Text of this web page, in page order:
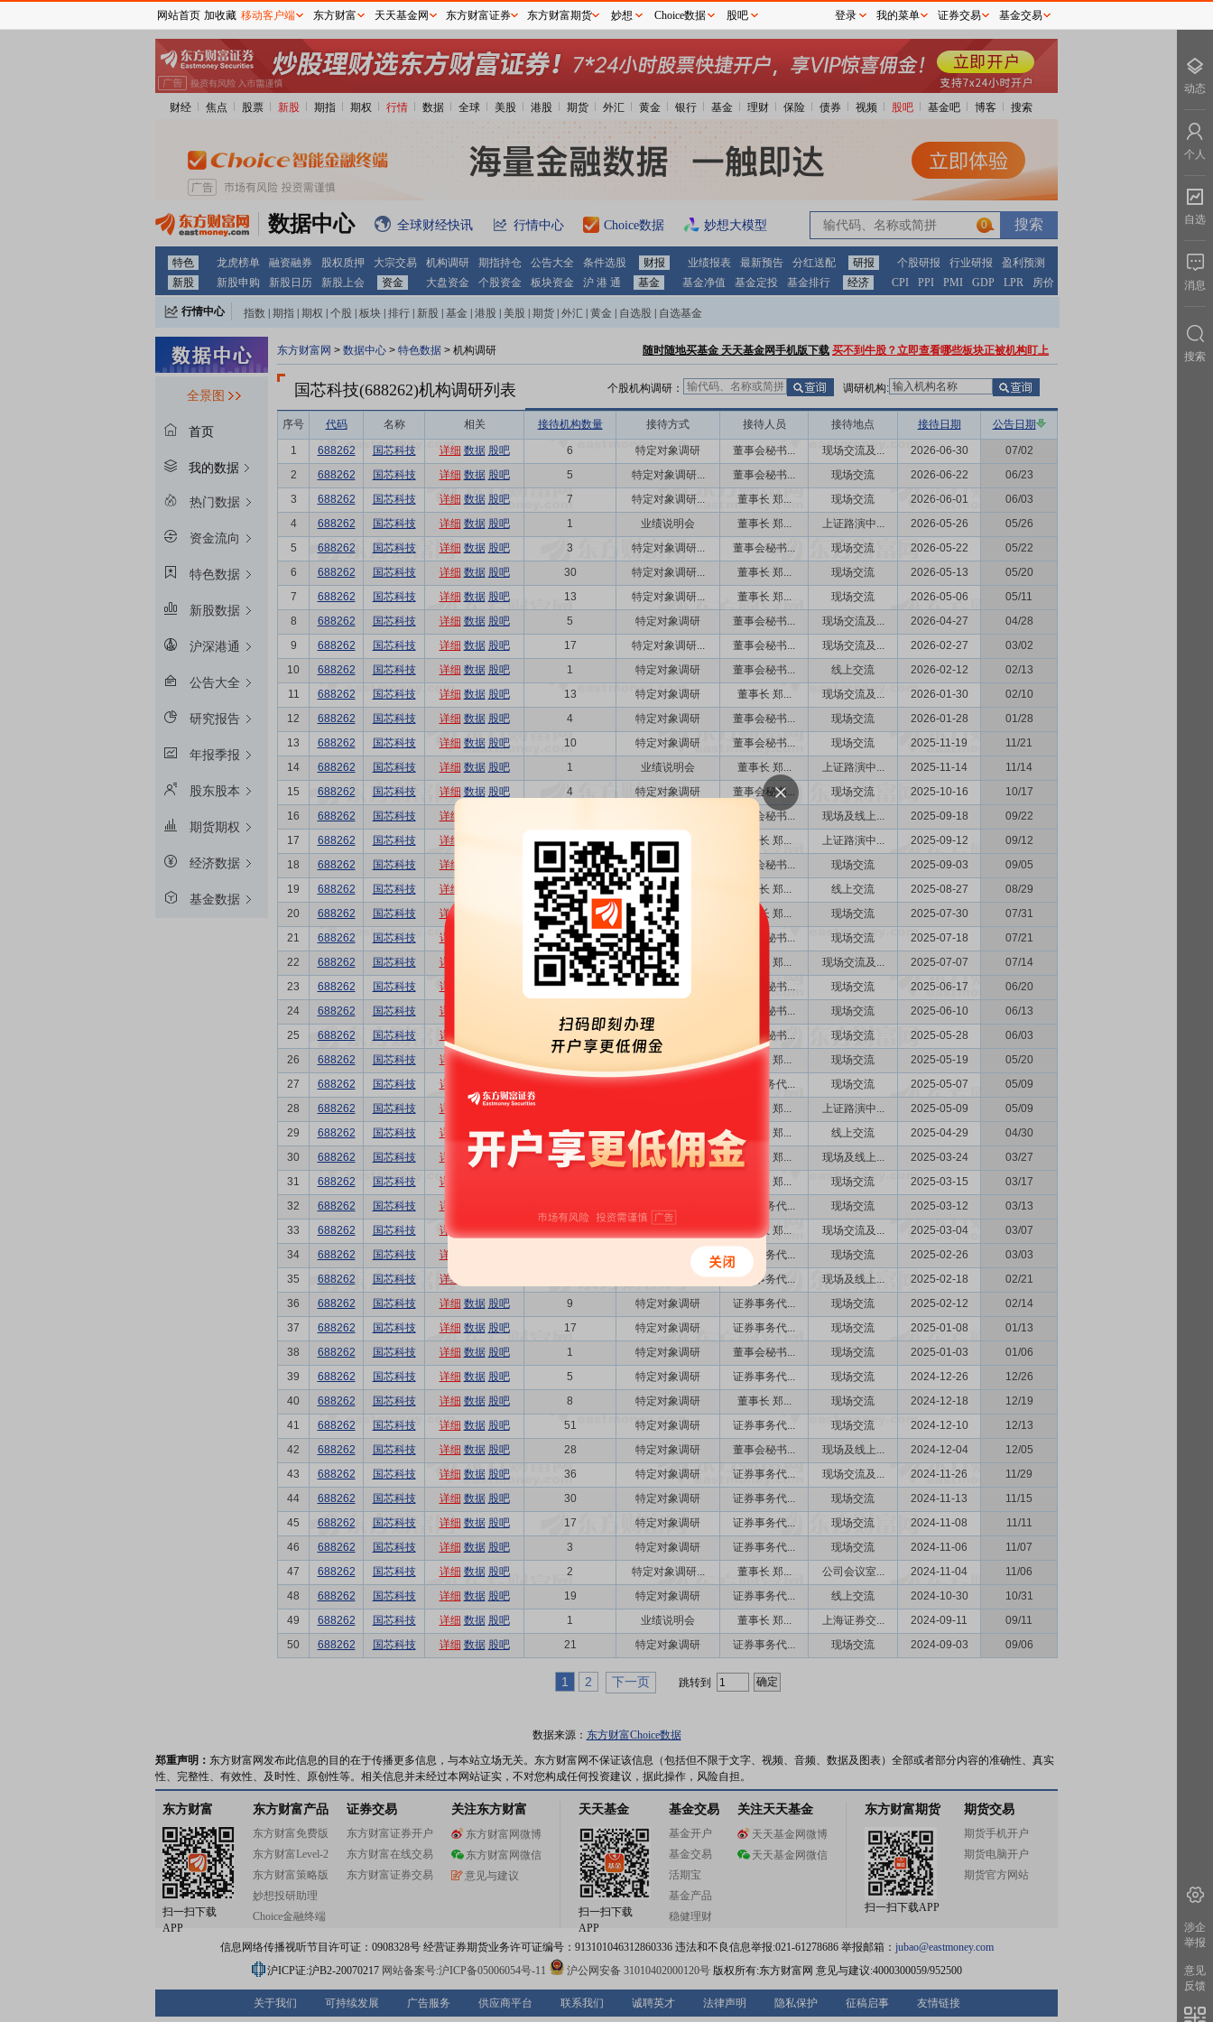
财经 焦点 股票 新股 期指 期权 行情 数据 全球 美股 港股 期货 外汇 黄金 银行 基金 理财 保险 债券 视频 股吧 基金吧 博客 搜索
数据中心 全球财经快讯 行情中心 Choice数据 妙想大模型 0
特色 龙虎榜单 融资融券 股权质押 大宗交易 机构调研 期指持仓 公告大全 条件选股 财报 业绩报表 最新预告 分红送配 研报 个股研报 行业研报
盈利预测
新股
新股申购 新股日历 新股上会 资金 大盘资金 个股资金 板块资金 沪 港 通 基金 基金净值 基金定投 基金排行 经济 CPI PPI PMI GDP LPR 房价
行情中心 指数 期指 期权 个股 板块 排行 新股 基金 港股 美股 期货 外汇 黄金 自选股 自选基金
全景图
首页
我的数据
热门数据
资金流向
特色数据
新股数据
沪深港通
公告大全
研究报告
年报季报
股东股本
期货期权
经济数据
基金数据
东方财富网 > 数据中心 > 特色数据 > 机构调研 随时随地买基金 天天基金网手机版下载 买不到牛股？立即查看哪些板块正被机构盯上
国芯科技(688262)机构调研列表 个股机构调研： 调研机构:
序号 代码 名称 相关 接待机构数量 接待方式 接待人员 接待地点 接待日期 公告日期
1 688262 国芯科技 详细 数据 股吧 6 特定对象调研 董事会秘书... 现场交流及... 2026-06-30
07/02
2
688262 国芯科技 详细 数据 股吧 5 特定对象调研... 董事会秘书... 现场交流 2026-06-22
06/23
3
688262 国芯科技 详细 数据 股吧 7 特定对象调研... 董事长 郑... 现场交流 2026-06-01
06/03
4
688262 国芯科技 详细 数据 股吧 1 业绩说明会 董事长 郑... 上证路演中... 2026-05-26
05/26
5
688262 国芯科技 详细 数据 股吧 3 特定对象调研... 董事会秘书... 现场交流 2026-05-22
05/22
6
688262 国芯科技 详细 数据 股吧 30 特定对象调研... 董事长 郑... 现场交流 2026-05-13
05/20
7
688262 国芯科技 详细 数据 股吧 13 特定对象调研... 董事长 郑... 现场交流 2026-05-06
05/11
8
688262 国芯科技 详细 数据 股吧 5 特定对象调研 董事会秘书... 现场交流及... 2026-04-27
04/28
9
688262 国芯科技 详细 数据 股吧 17 特定对象调研... 董事会秘书... 现场交流及... 2026-02-27
03/02
10
688262 国芯科技 详细 数据 股吧 1 特定对象调研 董事会秘书... 线上交流 2026-02-12
02/13
11
688262 国芯科技 详细 数据 股吧 13 特定对象调研 董事长 郑... 现场交流及... 2026-01-30
02/10
12
688262 国芯科技 详细 数据 股吧 4 特定对象调研 董事会秘书... 现场交流 2026-01-28
01/28
13
688262 国芯科技 详细 数据 股吧 10 特定对象调研 董事会秘书... 现场交流 2025-11-19
11/21
14
688262 国芯科技 详细 数据 股吧 1 业绩说明会 董事长 郑... 上证路演中... 2025-11-14
11/14
15
688262 国芯科技 详细 数据 股吧 4 特定对象调研 董事会秘书... 现场交流 2025-10-16
10/17
16
688262 国芯科技 详细 董事会秘书... 现场及线上... 2025-09-18
09/22
17
688262 国芯科技 详细 1 业绩说明会 董事长 郑... 上证路演中... 2025-09-12
09/12
18
688262 国芯科技 详细 9 特定对象调研 董事会秘书... 现场交流 2025-09-03
09/05
19
688262 国芯科技 详细 22 特定对象调研 董事长 郑... 线上交流 2025-08-27
08/29
20
688262 国芯科技 详细 1 特定对象调研 董事长 郑... 现场交流 2025-07-30
07/31
21
688262 国芯科技 详细 5 特定对象调研 董事会秘书... 现场交流 2025-07-18
07/21
22
688262 国芯科技 详细 45 特定对象调研 董事长 郑... 现场交流及... 2025-07-07
07/14
23
688262 国芯科技 详细 特定对象调研 董事会秘书... 现场交流 2025-06-17
06/20
24
688262 国芯科技 详细 董事会秘书... 现场交流 2025-06-10
06/13
25
688262 国芯科技 详细 董事会秘书... 现场交流 2025-05-28
06/03
26
688262 国芯科技 详细 数据 股吧 特定对象调研 董事长 郑... 现场交流 2025-05-19
05/20
27
688262 国芯科技 详细 13 特定对象调研 证券事务代... 现场交流 2025-05-07
05/09
28
688262 国芯科技 详细 数据 股吧 董事长 郑... 上证路演中... 2025-05-09
05/09
29
688262 国芯科技 详细 数据 股吧 30 特定对象调研 董事长 郑... 线上交流 2025-04-29
04/30
30
688262 国芯科技 详细 数据 股吧 20 特定对象调研 董事长 郑... 现场及线上... 2025-03-24
03/27
31
688262 国芯科技 详细 董事长 郑... 现场交流 2025-03-15
03/17
32
688262 国芯科技 详细 证券事务代... 现场交流 2025-03-12
03/13
33
688262 国芯科技 详细 数据 股吧 93 特定对象调研 董事长 郑... 现场交流及... 2025-03-04
03/07
34
688262 国芯科技 详细 特定对象调研 证券事务代... 现场交流 2025-02-26
03/03
35
688262 国芯科技 详细 特定对象调研 证券事务代... 现场及线上... 2025-02-18
02/21
36
688262 国芯科技 详细 数据 股吧 9 特定对象调研 证券事务代... 现场交流 2025-02-12
02/14
37
688262 国芯科技 详细 数据 股吧 17 特定对象调研 证券事务代... 现场交流 2025-01-08
01/13
38
688262 国芯科技 详细 数据 股吧 1 特定对象调研 董事会秘书... 现场交流 2025-01-03
01/06
39
688262 国芯科技 详细 数据 股吧 5 特定对象调研 证券事务代... 现场交流 2024-12-26
12/26
40
688262 国芯科技 详细 数据 股吧 8 特定对象调研 董事长 郑... 现场交流 2024-12-18
12/19
41
688262 国芯科技 详细 数据 股吧 51 特定对象调研 证券事务代... 现场交流 2024-12-10
12/13
42
688262 国芯科技 详细 数据 股吧 28 特定对象调研 董事会秘书... 现场及线上... 2024-12-04
12/05
43
688262 国芯科技 详细 数据 股吧 36 特定对象调研 证券事务代... 现场交流及... 2024-11-26
11/29
44
688262 国芯科技 详细 数据 股吧 30 特定对象调研 证券事务代... 现场交流 2024-11-13
11/15
45
688262 国芯科技 详细 数据 股吧 17 特定对象调研 证券事务代... 现场交流 2024-11-08
11/11
46
688262 国芯科技 详细 数据 股吧 3 特定对象调研 证券事务代... 现场交流 2024-11-06
11/07
47
688262 国芯科技 详细 数据 股吧 2 特定对象调研... 董事长 郑... 公司会议室... 2024-11-04
11/06
48
688262 国芯科技 详细 数据 股吧 19 特定对象调研 证券事务代... 线上交流 2024-10-30
10/31
49
688262 国芯科技 详细 数据 股吧 1 业绩说明会 董事长 郑... 上海证券交... 2024-09-11
09/11
50
688262 国芯科技 详细 数据 股吧 21 特定对象调研 证券事务代... 现场交流 2024-09-03 09/06
1 2 下一页 跳转到
数据来源： 东方财富Choice数据
郑重声明： 东方财富网发布此信息的目的在于传播更多信息，与本站立场无关。东方财富网不保证该信息（包括但不限于文字、视频、音频、数据及图表）全部或者部分内容的准确性、真实
性、完整性、有效性、及时性、原创性等。相关信息并未经过本网站证实，不对您构成任何投资建议，据此操作，风险自担。
东方财富
扫一扫下载
APP
东方财富产品
东方财富免费版
东方财富Level-2
东方财富策略版
妙想投研助理
Choice金融终端
证券交易
东方财富证券开户
东方财富在线交易
东方财富证券交易
关注东方财富
东方财富网微博
东方财富网微信
意见与建议
天天基金
扫一扫下载
APP
基金交易
基金开户
基金交易
活期宝
基金产品
稳健理财
关注天天基金
天天基金网微博
天天基金网微信
东方财富期货
扫一扫下载APP
期货交易
期货手机开户
期货电脑开户
期货官方网站
信息网络传播视听节目许可证：0908328号 经营证券期货业务许可证编号：913101046312860336 违法和不良信息举报:021-61278686 举报邮箱： jubao@eastmoney.com
沪ICP证:沪B2-20070217 网站备案号:沪ICP备05006054号-11 沪公网安备 31010402000120号版权所有:东方财富网 意见与建议:4000300059/952500
关于我们 可持续发展 广告服务 供应商平台 联系我们 诚聘英才 法律声明 隐私保护 征稿启事 友情链接
网站首页 加收藏 移动客户端 东方财富 天天基金网 东方财富证券 东方财富期货 妙想 Choice数据 股吧 登录 我的菜单 证券交易 基金交易
动态
个人
自选
消息
搜索
涉企
举报
意见
反馈